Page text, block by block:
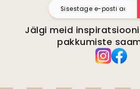
Jälgi meid
pakkumiste